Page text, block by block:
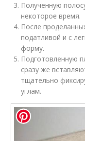
Полученную
некоторое время.
После
податливой и с
форму.
Подготовленную
сразу же
тщательно
углам.